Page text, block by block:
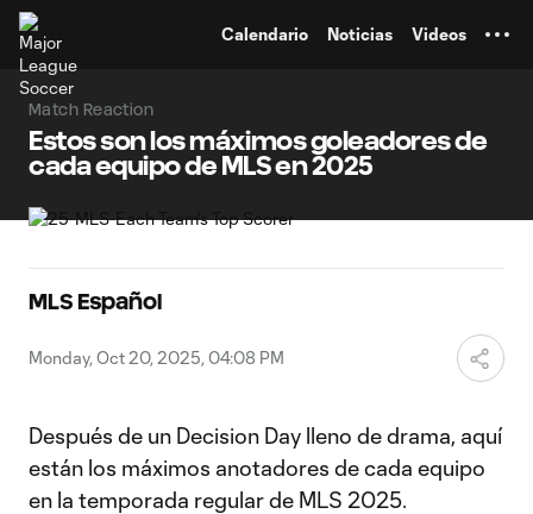
Calendario Noticias Videos
Match Reaction
Estos son los máximos goleadores de
cada equipo de MLS en 2025
MLS Español
Monday, Oct 20, 2025, 04:08 PM
Después de un Decision Day lleno de drama, aquí
están los máximos anotadores de cada equipo
en la temporada regular de MLS 2025.